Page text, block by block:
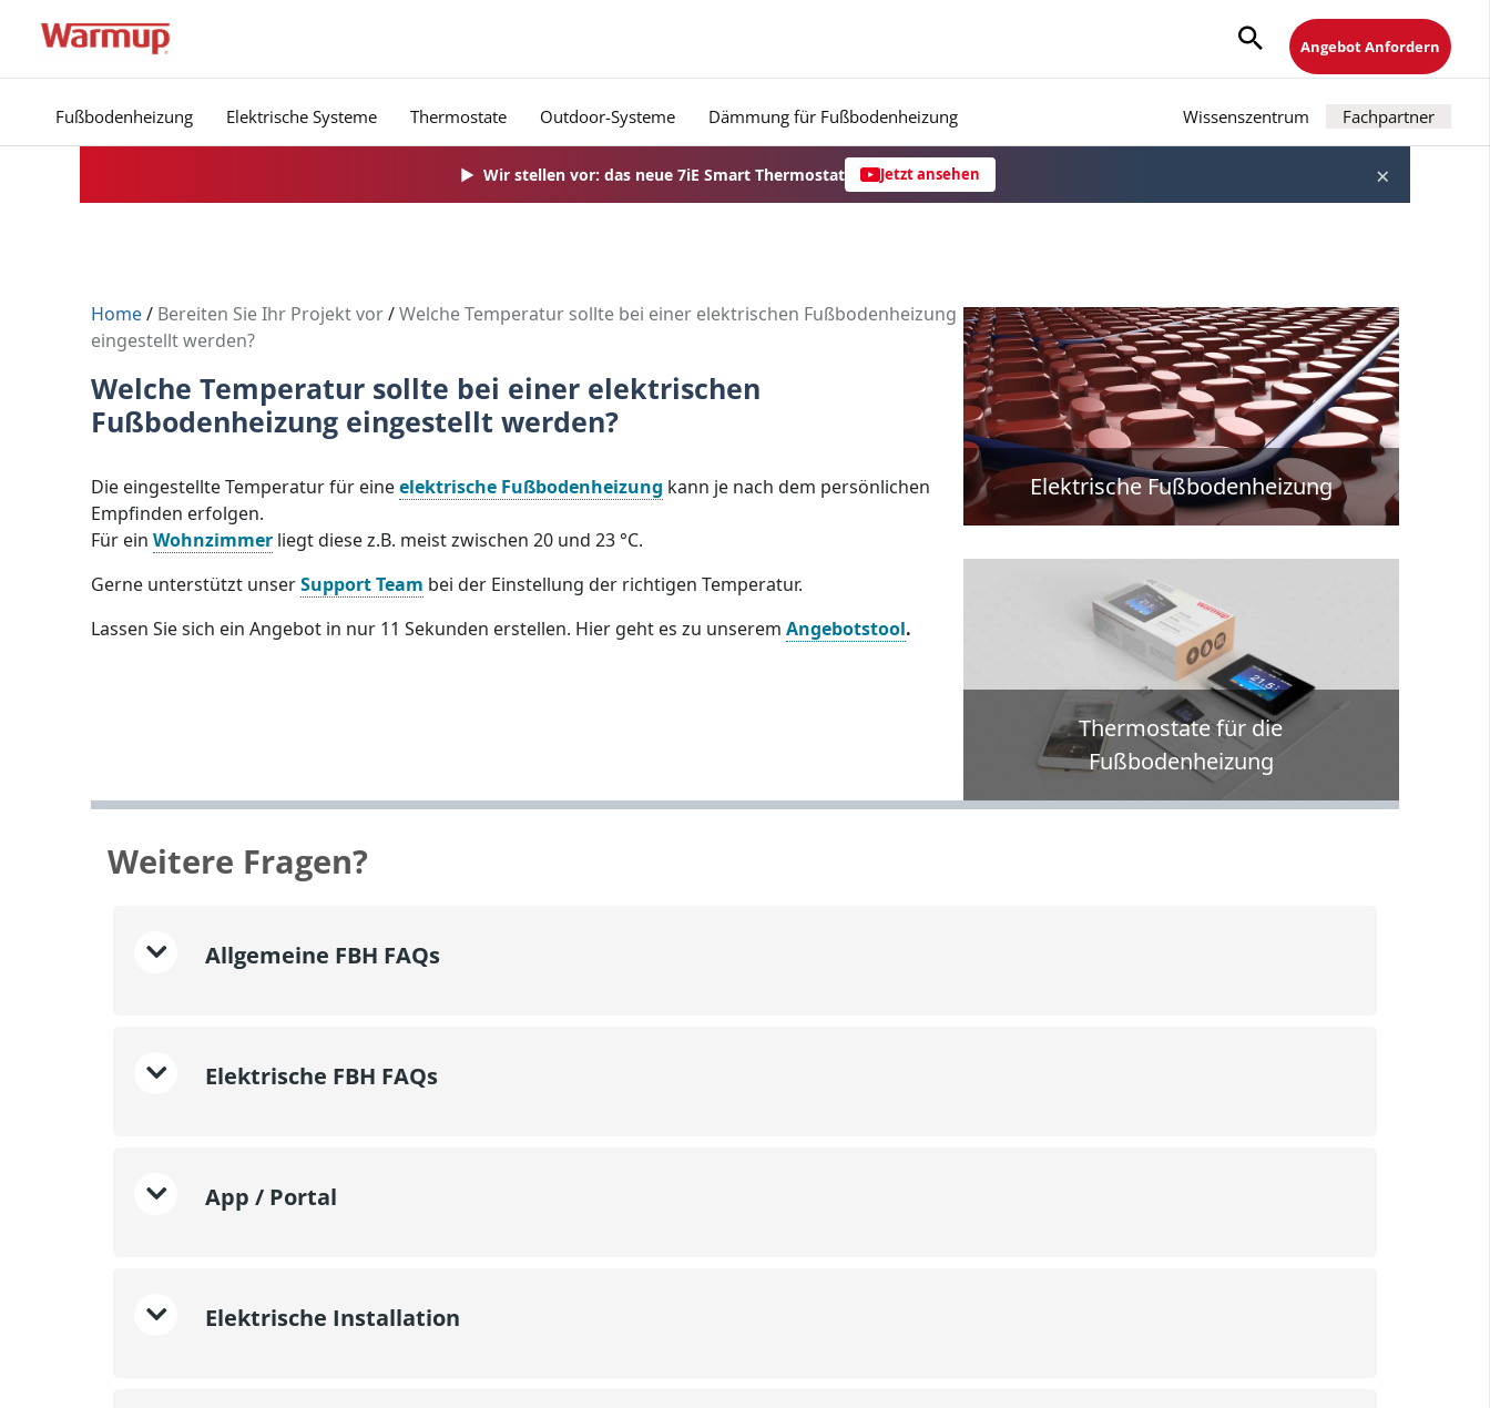
Inhalt
Angebot Anfordern
Fußbodenheizung Elektrische Systeme Thermostate Outdoor-Systeme Dämmung für Fußbodenheizung Wissenszentrum Fachpartner
▶ Wir stellen vor: das neue 7iE Smart Thermostat Jetzt ansehen ×
Home/ Bereiten Sie Ihr Projekt vor/Welche Temperatur sollte bei einer elektrischen Fußbodenheizung
eingestellt werden?
Welche Temperatur sollte bei einer elektrischen
Fußbodenheizung eingestellt werden?
Die eingestellte Temperatur für eineelektrische Fußbodenheizung kann je nach dem persönlichen
Empfinden erfolgen.
Für einWohnzimmer liegt diese z.B. meist zwischen 20 und 23 °C.
Gerne unterstützt unserSupport Team bei der Einstellung der richtigen Temperatur.
Lassen Sie sich ein Angebot in nur 11 Sekunden erstellen. Hier geht es zu unseremAngebotstool.
Elektrische Fußbodenheizung
Thermostate für die
Fußbodenheizung
Weitere Fragen?
Allgemeine FBH FAQs
Elektrische FBH FAQs
App / Portal
Elektrische Installation